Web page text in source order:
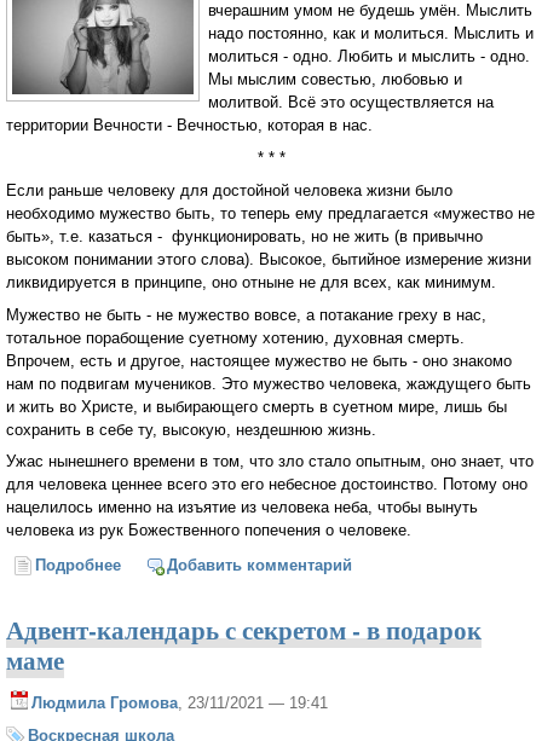
вчерашним умом не будешь умён. Мыслить
надо постоянно, как и молиться. Мыслить и
молиться - одно. Любить и мыслить - одно.
Мы мыслим совестью, любовью и
молитвой. Всё это осуществляется на
территории Вечности - Вечностью, которая в нас.
* * *
Если раньше человеку для достойной человека жизни было
необходимо мужество быть, то теперь ему предлагается «мужество не
быть», т.е. казаться - функционировать, но не жить (в привычно
высоком понимании этого слова). Высокое, бытийное измерение жизни
ликвидируется в принципе, оно отныне не для всех, как минимум.
Мужество не быть - не мужество вовсе, а потакание греху в нас,
тотальное порабощение суетному хотению, духовная смерть.
Впрочем, есть и другое, настоящее мужество не быть - оно знакомо
нам по подвигам мучеников. Это мужество человека, жаждущего быть
и жить во Христе, и выбирающего смерть в суетном мире, лишь бы
сохранить в себе ту, высокую, нездешнюю жизнь.
Ужас нынешнего времени в том, что зло стало опытным, оно знает, что
для человека ценнее всего это его небесное достоинство. Потому оно
нацелилось именно на изъятие из человека неба, чтобы вынуть
человека из рук Божественного попечения о человеке.
Подробнее о Мужество быть и мужество не быть
Добавить комментарий
Адвент-календарь с секретом - в подарок
маме
Людмила Громова , 23/11/2021 — 19:41
Воскресная школа